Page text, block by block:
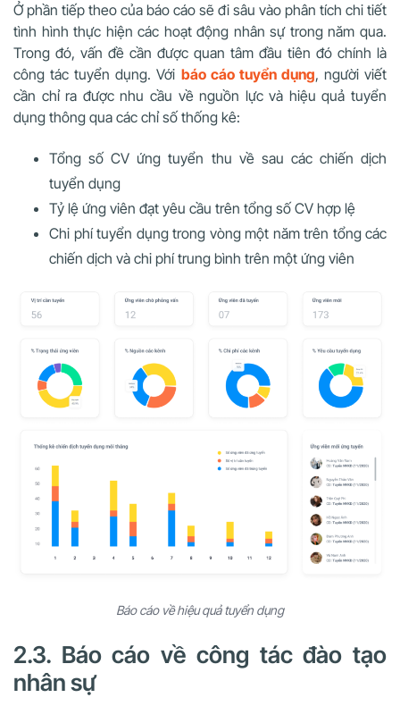
Ở phần tiếp theo của báo cáo sẽ đi sâu vào phân tích chi tiết
tình hình thực hiện các hoạt động nhân sự trong năm qua.
Trong đó, vấn đề cần được quan tâm đầu tiên đó chính là
công tác tuyển dụng. Với báo cáo tuyển dụng, người viết
cần chỉ ra được nhu cầu về nguồn lực và hiệu quả tuyển
dụng thông qua các chỉ số thống kê:
Tổng số CV ứng tuyển thu về sau các chiến dịch
tuyển dụng
Tỷ lệ ứng viên đạt yêu cầu trên tổng số CV hợp lệ
Chi phí tuyển dụng trong vòng một năm trên tổng các
chiến dịch và chi phí trung bình trên một ứng viên
Báo cáo về hiệu quả tuyển dụng
2.3. Báo cáo về công tác đào tạo
nhân sự